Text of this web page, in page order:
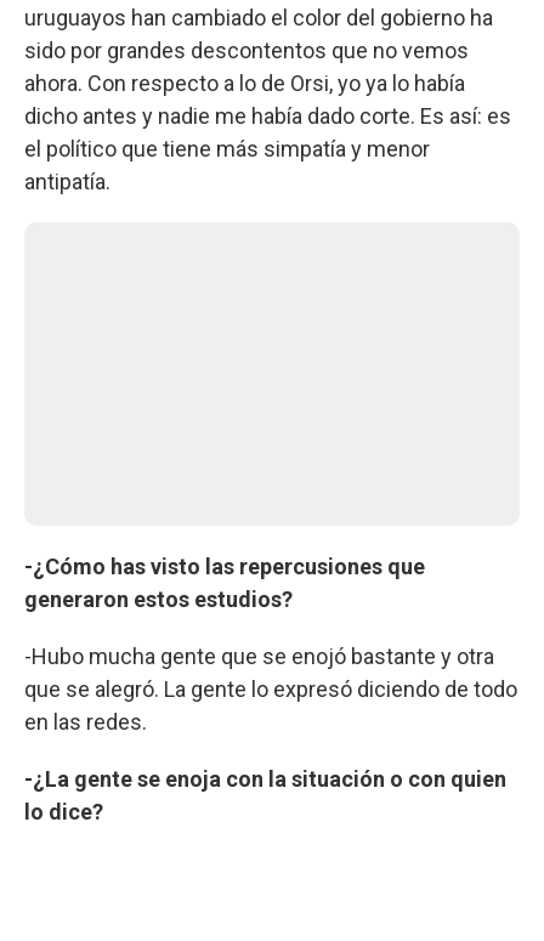
uruguayos han cambiado el color del gobierno ha
sido por grandes descontentos que no vemos
ahora. Con respecto a lo de Orsi, yo ya lo había
dicho antes y nadie me había dado corte. Es así: es
el político que tiene más simpatía y menor
antipatía.
-¿Cómo has visto las repercusiones que
generaron estos estudios?
-Hubo mucha gente que se enojó bastante y otra
que se alegró. La gente lo expresó diciendo de todo
en las redes.
-¿La gente se enoja con la situación o con quien
lo dice?